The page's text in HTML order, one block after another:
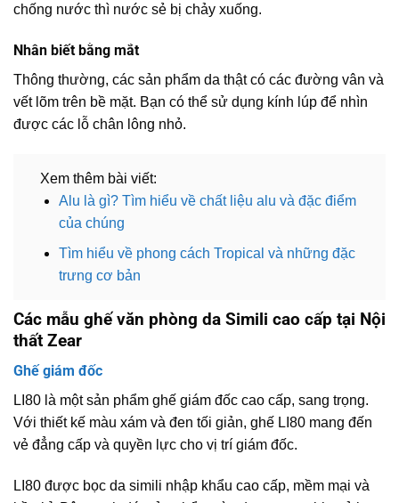
chống nước thì nước sẻ bị chảy xuống.
Nhân biết bằng mắt
Thông thường, các sản phẩm da thật có các đường vân và
vết lõm trên bề mặt. Bạn có thể sử dụng kính lúp để nhìn
được các lỗ chân lông nhỏ.
Xem thêm bài viết:
Alu là gì? Tìm hiểu về chất liệu alu và đặc điểm
của chúng
Tìm hiểu về phong cách Tropical và những đặc
trưng cơ bản
Các mẫu ghế văn phòng da Simili cao cấp tại Nội
thất Zear
Ghế giám đốc
LI80 là một sản phẩm ghế giám đốc cao cấp, sang trọng.
Với thiết kế màu xám và đen tối giản, ghế LI80 mang đến
vẻ đẳng cấp và quyền lực cho vị trí giám đốc.
LI80 được bọc da simili nhập khẩu cao cấp, mềm mại và